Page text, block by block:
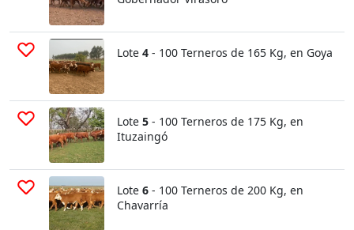
Lote 4 - 100 Terneros de 165 Kg, en Goya
Lote 5 - 100 Terneros de 175 Kg, en
Ituzaingó
Lote 6 - 100 Terneros de 200 Kg, en
Chavarría